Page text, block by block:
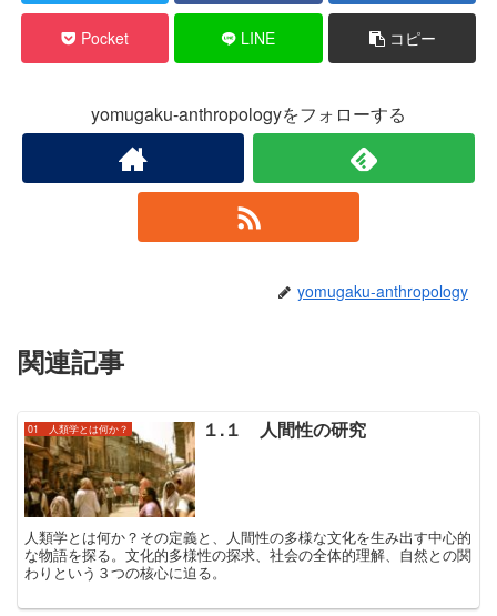
Pocket LINE コピー
yomugaku-anthropologyをフォローする
yomugaku-anthropology
関連記事
01 人類学とは何か？ １.１ 人間性の研究
人類学とは何か？その定義と、人間性の多様な文化を生み出す中心的
な物語を探る。文化的多様性の探求、社会の全体的理解、自然との関
わりという３つの核心に迫る。